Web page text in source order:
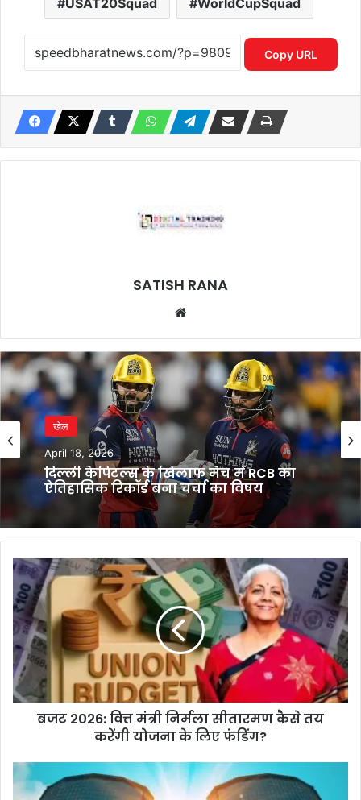
USAT20Squad WorldCupSquad
Copy URL
SATISH RANA
खेल
April 18, 2026
दिल्ली कैपिटल्स के खिलाफ मैच में RCB का
ऐतिहासिक रिकॉर्ड बना चर्चा का विषय
बजट
2026:
वित्त
मंत्री
निर्मला
सीतारमण
कैसे
तय
करेंगी
फंडिंग?
बजट 2026: वित्त मंत्री निर्मला सीतारमण कैसे तय
करेंगी योजना के लिए फंडिंग?
फरवरी
में